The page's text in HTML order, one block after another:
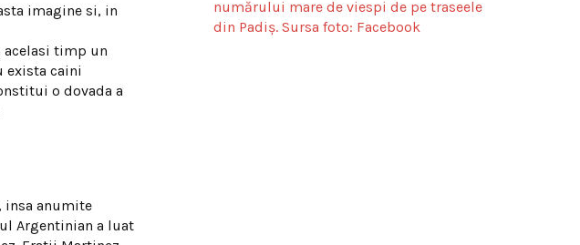
imagine si, in
acelasi timp un
exista caini
o dovada a
insa anumite
Argentinian a luat